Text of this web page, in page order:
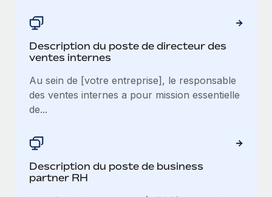
Description du poste de directeur des
ventes internes
Au sein de [votre entreprise], le responsable
des ventes internes a pour mission essentielle
de...
Description du poste de business
partner RH